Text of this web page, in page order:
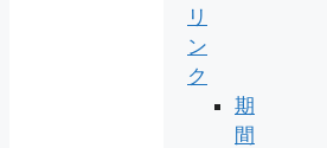
リ
ン
ク
期
間